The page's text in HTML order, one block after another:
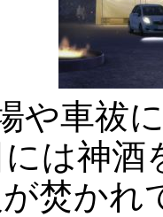
や車祓
は神
焚かれ